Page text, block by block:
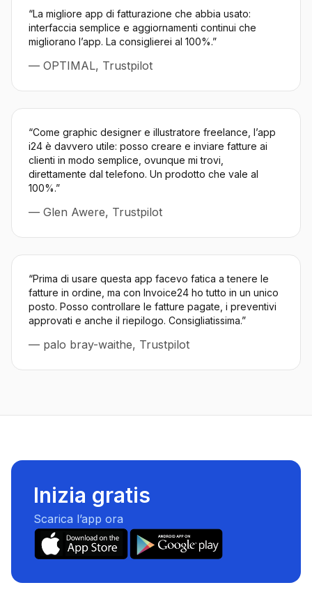
“La migliore app di fatturazione che abbia usato:
interfaccia semplice e aggiornamenti continui che
migliorano l’app. La consiglierei al 100%.”
— OPTIMAL, Trustpilot
“Come graphic designer e illustratore freelance, l’app
i24 è davvero utile: posso creare e inviare fatture ai
clienti in modo semplice, ovunque mi trovi,
direttamente dal telefono. Un prodotto che vale al
100%.”
— Glen Awere, Trustpilot
“Prima di usare questa app facevo fatica a tenere le
fatture in ordine, ma con Invoice24 ho tutto in un unico
posto. Posso controllare le fatture pagate, i preventivi
approvati e anche il riepilogo. Consigliatissima.”
— palo bray-waithe, Trustpilot
Inizia gratis
Scarica l’app ora